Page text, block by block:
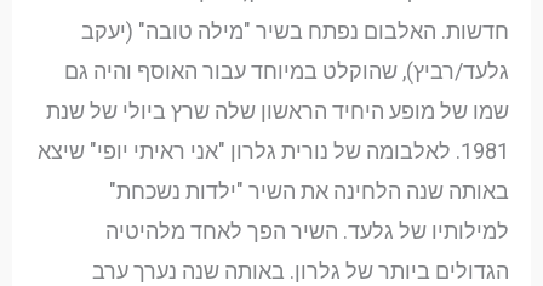
חדשות. האלבום נפתח בשיר "מילה טובה" (יעקב
גלעד/רביץ), שהוקלט במיוחד עבור האוסף והיה גם
שמו של מופע היחיד הראשון שלה שרץ ביולי של שנת
1981. לאלבומה של נורית גלרון "אני ראיתי יופי" שיצא
באותה שנה הלחינה את השיר "ילדות נשכחת"
למילותיו של גלעד. השיר הפך לאחד מלהיטיה
הגדולים ביותר של גלרון. באותה שנה נערך ערב